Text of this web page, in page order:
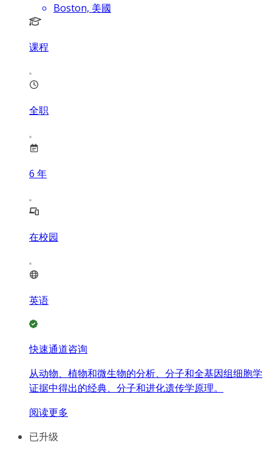
Boston, 美國
课程
全职
6 年
在校园
英语
快速通道咨询
从动物、植物和微生物的分析、分子和全基因组细胞学
证据中得出的经典、分子和进化遗传学原理。
阅读更多
已升级